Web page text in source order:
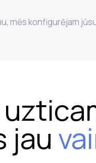
mēs konfigurējam
jau